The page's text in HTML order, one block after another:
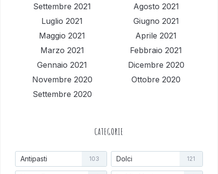
Settembre 2021
Agosto 2021
Luglio 2021
Giugno 2021
Maggio 2021
Aprile 2021
Marzo 2021
Febbraio 2021
Gennaio 2021
Dicembre 2020
Novembre 2020
Ottobre 2020
Settembre 2020
CATEGORIE
Antipasti 103 Dolci 121